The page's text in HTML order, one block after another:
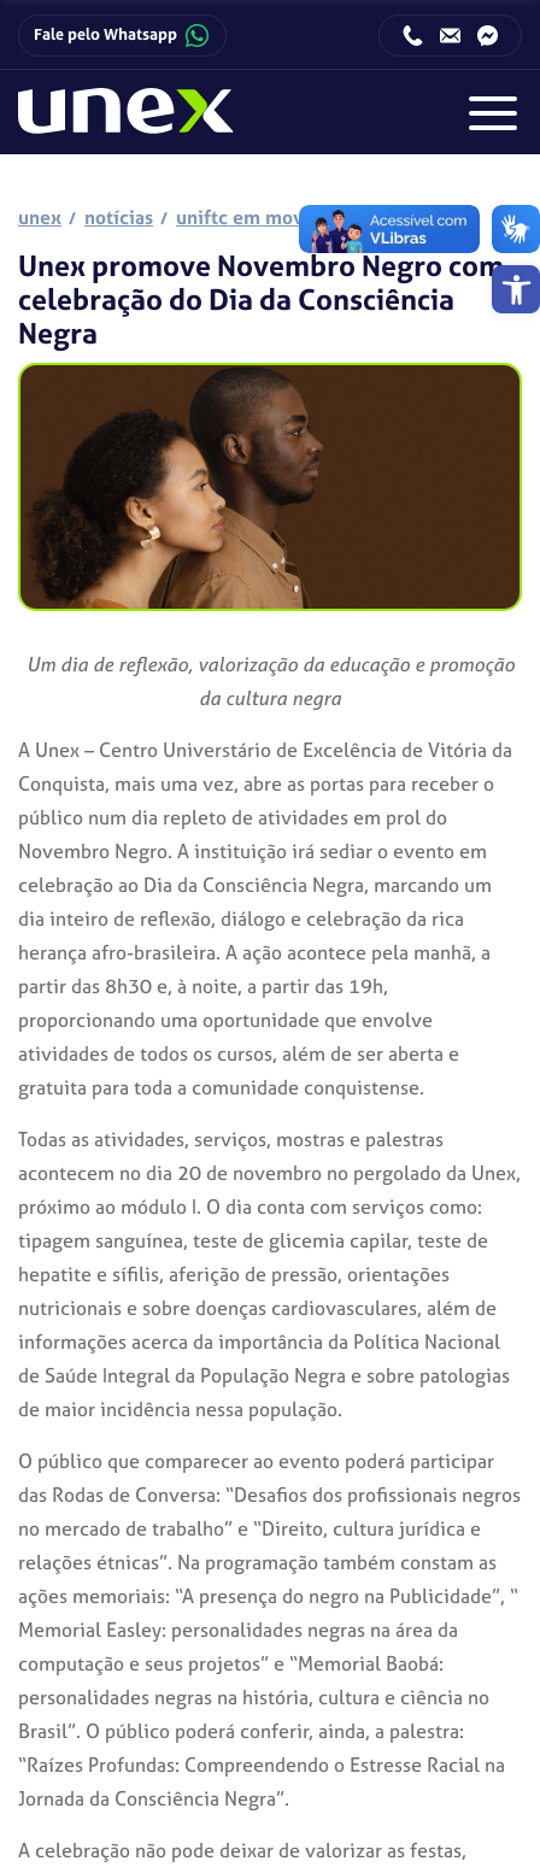
Barra
Fale pelo Whatsapp
unex notícias uniftc em movimento
Unex promove Novembro Negro com
celebração do Dia da Consciência
Negra
Um dia de reflexão, valorização da educação e promoção
da cultura negra
A Unex – Centro Universtário de Excelência de Vitória da
Conquista, mais uma vez, abre as portas para receber o
público num dia repleto de atividades em prol do
Novembro Negro. A instituição irá sediar o evento em
celebração ao Dia da Consciência Negra, marcando um
dia inteiro de reflexão, diálogo e celebração da rica
herança afro-brasileira. A ação acontece pela manhã, a
partir das 8h30 e, à noite, a partir das 19h,
proporcionando uma oportunidade que envolve
atividades de todos os cursos, além de ser aberta e
gratuita para toda a comunidade conquistense.
Todas as atividades, serviços, mostras e palestras
acontecem no dia 20 de novembro no pergolado da Unex,
próximo ao módulo I. O dia conta com serviços como:
tipagem sanguínea, teste de glicemia capilar, teste de
hepatite e sífilis, aferição de pressão, orientações
nutricionais e sobre doenças cardiovasculares, além de
informações acerca da importância da Política Nacional
de Saúde Integral da População Negra e sobre patologias
de maior incidência nessa população.
O público que comparecer ao evento poderá participar
das Rodas de Conversa: “Desafios dos profissionais negros
no mercado de trabalho” e “Direito, cultura jurídica e
relações étnicas”. Na programação também constam as
ações memoriais: “A presença do negro na Publicidade”, “
Memorial Easley: personalidades negras na área da
computação e seus projetos” e “Memorial Baobá:
personalidades negras na história, cultura e ciência no
Brasil”. O público poderá conferir, ainda, a palestra:
“Raízes Profundas: Compreendendo o Estresse Racial na
Jornada da Consciência Negra”.
A celebração não pode deixar de valorizar as festas,